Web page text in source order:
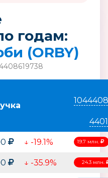
годам:
(ORBY)
↓ -19.1% 19.7 млн.
↓ -35.9% 24.3 млн.